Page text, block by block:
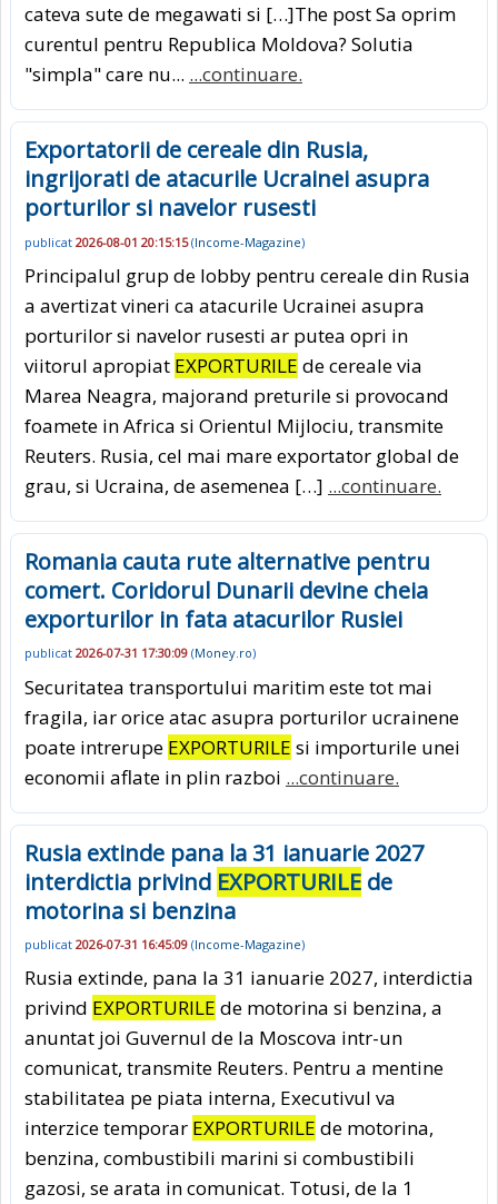
cateva sute de megawati si […]The post Sa oprim
curentul pentru Republica Moldova? Solutia
"simpla" care nu... ...continuare.
Exportatorii de cereale din Rusia,
ingrijorati de atacurile Ucrainei asupra
porturilor si navelor rusesti
publicat 2026-08-01 20:15:15(Income-Magazine)
Principalul grup de lobby pentru cereale din Rusia
a avertizat vineri ca atacurile Ucrainei asupra
porturilor si navelor rusesti ar putea opri in
viitorul apropiat EXPORTURILE de cereale via
Marea Neagra, majorand preturile si provocand
foamete in Africa si Orientul Mijlociu, transmite
Reuters. Rusia, cel mai mare exportator global de
grau, si Ucraina, de asemenea […] ...continuare.
Romania cauta rute alternative pentru
comert. Coridorul Dunarii devine cheia
exporturilor in fata atacurilor Rusiei
publicat 2026-07-31 17:30:09 (Money.ro)
Securitatea transportului maritim este tot mai
fragila, iar orice atac asupra porturilor ucrainene
poate intrerupe EXPORTURILE si importurile unei
economii aflate in plin razboi ...continuare.
Rusia extinde pana la 31 ianuarie 2027
interdictia privind EXPORTURILE de
motorina si benzina
publicat 2026-07-31 16:45:09 (Income-Magazine)
Rusia extinde, pana la 31 ianuarie 2027, interdictia
privind EXPORTURILE de motorina si benzina, a
anuntat joi Guvernul de la Moscova intr-un
comunicat, transmite Reuters. Pentru a mentine
stabilitatea pe piata interna, Executivul va
interzice temporar EXPORTURILE de motorina,
benzina, combustibili marini si combustibili
gazosi, se arata in comunicat. Totusi, de la 1